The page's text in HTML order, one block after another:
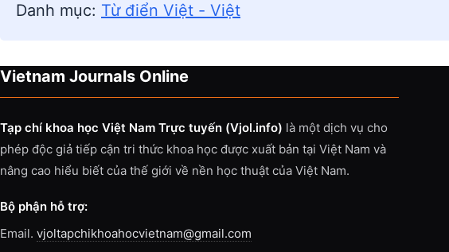
Danh mục: Từ điển Việt - Việt
Vietnam Journals Online
Tạp chí khoa học Việt Nam Trực tuyến (Vjol.info) là một dịch vụ cho
phép độc giả tiếp cận tri thức khoa học được xuất bản tại Việt Nam và
nâng cao hiểu biết của thế giới về nền học thuật của Việt Nam.
Bộ phận hỗ trợ:
Email. vjoltapchikhoahocvietnam@gmail.com